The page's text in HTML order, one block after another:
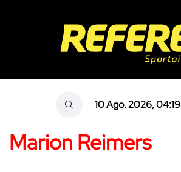
10 Ago. 2026, 04:19
Marion Reimers